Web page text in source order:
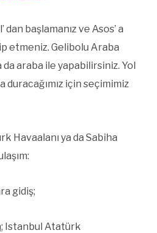
başlamanız ve Asos’ a
etmeniz. Gelibolu Araba
da araba ile yapabilirsiniz. Yol
için seçimimiz
Havaalanı ya da Sabiha
gidiş;
; Istanbul Atatürk